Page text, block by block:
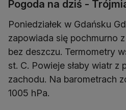
Pogoda na dziś -
Poniedziałek w Gdańsku
zapowiada się pochmurno
bez deszczu. Termometry
st. C. Powieje słaby wiatr z
zachodu. Na barometrach
1005 hPa.